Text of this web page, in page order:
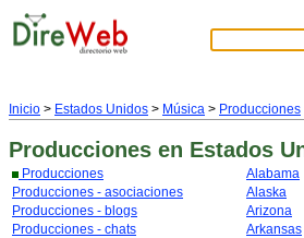
Inicio > Estados Unidos > Música > Producciones
Producciones en Estados
Producciones
Producciones - asociaciones
Producciones - blogs
Producciones - chats
Alabama
Alaska
Arizona
Arkansas